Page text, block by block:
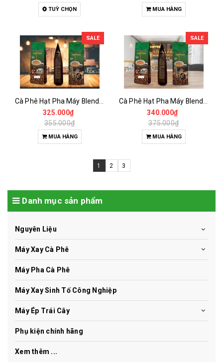
TUỲ CHỌN MUA HÀNG
SALE
325.000₫
355.000₫
MUA HÀNG
SALE
340.000₫
375.000₫
MUA HÀNG
1 2 3
Danh mục sản phẩm
Nguyên Liệu
Máy Xay Cà Phê
Máy Pha Cà Phê
Máy Xay Sinh Tố Công Nghiệp
Máy Ép Trái Cây
Phụ kiện chính hãng
Xem thêm ...